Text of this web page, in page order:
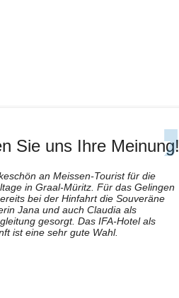
Sie uns Ihre Meinung!
an Meissen-Tourist für die
in Graal-Müritz. Für das Gelingen
bei der Hinfahrt die Souveräne
Jana und auch Claudia als
gesorgt. Das IFA-Hotel als
ist eine sehr gute Wahl.